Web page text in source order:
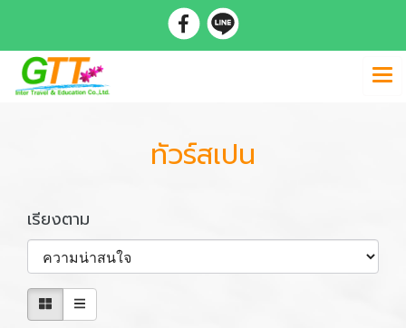
ทัวร์สเปน
เรียงตาม